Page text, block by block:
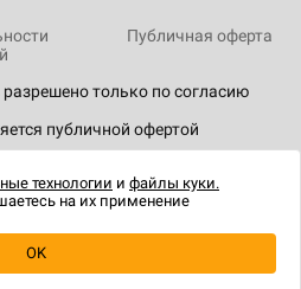
только по согласию
публичной офертой
Публичная оферта
технологии и файлы куки.
на их применение
OK